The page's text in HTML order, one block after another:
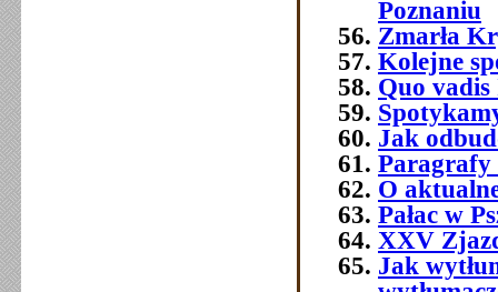
Poznaniu
Zmarła
Kolejne
Quo vadis
Jak
Paragrafy
O
Pałac w
XXV
Jak